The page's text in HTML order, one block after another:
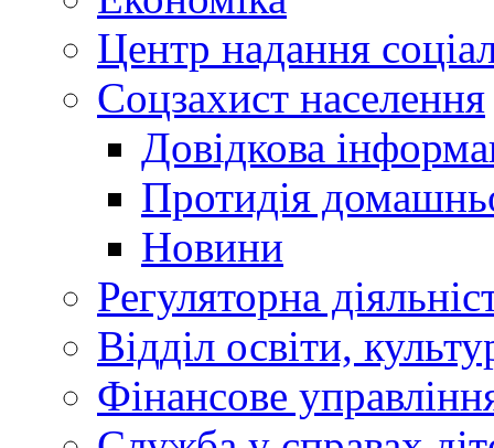
Центр надання
Соцзахист населення
Довідкова
Протидія
Новини
Регуляторна
Відділ освіти,
Фінансове